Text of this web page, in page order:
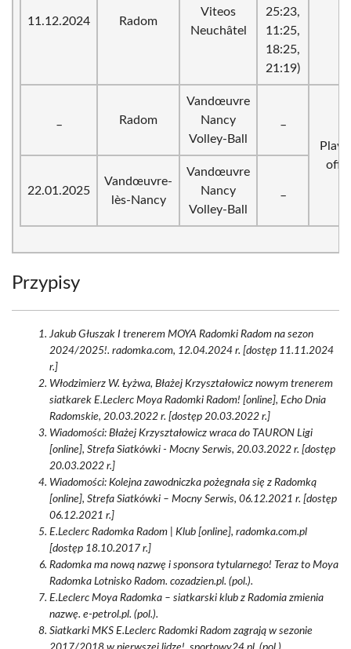
11.12.2024 Radom
Viteos
Neuchâtel
25:23,
11:25,
18:25,
21:19)
Radom
Vandœuvre
Nancy
Volley-Ball
Play-
off
22.01.2025
Vandœuvre-
lès-Nancy
Vandœuvre
Nancy
Volley-Ball
Przypisy
Jakub Głuszak I trenerem MOYA Radomki Radom na sezon
2024/2025!. radomka.com, 12.04.2024 r. [dostęp 11.11.2024
r.]
Włodzimierz W. Łyżwa, Błażej Krzyształowicz nowym trenerem
siatkarek E.Leclerc Moya Radomki Radom! [online], Echo Dnia
Radomskie, 20.03.2022 r. [dostęp 20.03.2022 r.]
Wiadomości: Błażej Krzyształowicz wraca do TAURON Ligi
[online], Strefa Siatkówki - Mocny Serwis, 20.03.2022 r. [dostęp
20.03.2022 r.]
Wiadomości: Kolejna zawodniczka pożegnała się z Radomką
[online], Strefa Siatkówki – Mocny Serwis, 06.12.2021 r. [dostęp
06.12.2021 r.]
E.Leclerc Radomka Radom | Klub [online], radomka.com.pl
[dostęp 18.10.2017 r.]
Radomka ma nową nazwę i sponsora tytularnego! Teraz to Moya
Radomka Lotnisko Radom. cozadzien.pl. (pol.).
E.Leclerc Moya Radomka – siatkarski klub z Radomia zmienia
nazwę. e-petrol.pl. (pol.).
Siatkarki MKS E.Leclerc Radomki Radom zagrają w sezonie